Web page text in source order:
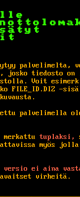
palvelimelta,
josko tiedosto on
Voit
FILE_ID.DIZ -
palvelimella
tuplaksi,
myös
versio ei aina
virheitä.